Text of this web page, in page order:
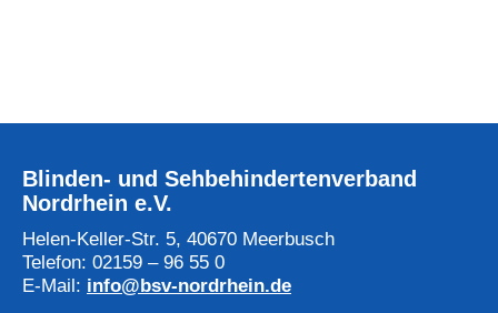
Blinden- und Sehbehindertenverband
Nordrhein e.V.
Helen-Keller-Str. 5, 40670 Meerbusch
Telefon: 02159 – 96 55 0
E-Mail: info@bsv-nordrhein.de